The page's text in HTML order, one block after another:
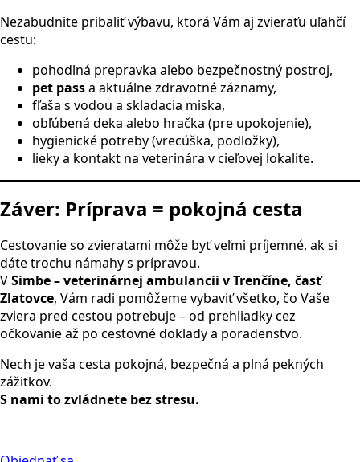
Nezabudnite pribaliť výbavu, ktorá Vám aj zvieraťu uľahčí
cestu:
pohodlná prepravka alebo bezpečnostný postroj,
pet passa aktuálne zdravotné záznamy,
fľaša s vodou a skladacia miska,
obľúbená deka alebo hračka (pre upokojenie),
hygienické potreby (vrecúška, podložky),
lieky a kontakt na veterinára v cieľovej lokalite.
Záver: Príprava = pokojná cesta
Cestovanie so zvieratami môže byť veľmi príjemné, ak si
dáte trochu námahy s prípravou.
VSimbe – veterinárnej ambulancii v Trenčíne, časť
Zlatovce, Vám radi pomôžeme vybaviť všetko, čo Vaše
zviera pred cestou potrebuje – od prehliadky cez
očkovanie až po cestovné doklady a poradenstvo.
Nech je vaša cesta pokojná, bezpečná a plná pekných
zážitkov.
S nami to zvládnete bez stresu.